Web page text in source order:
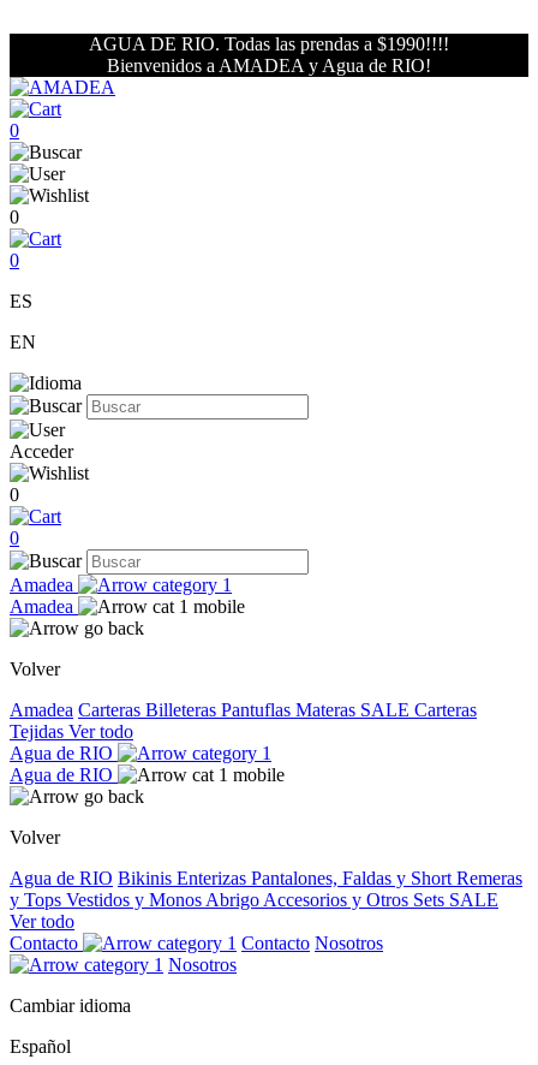
AGUA DE RIO. Todas las prendas a $1990!!!!
Bienvenidos a AMADEA y Agua de RIO!
0
0
0
ES
EN
Acceder
0
0
Amadea
Amadea
Volver
Amadea Carteras Billeteras Pantuflas Materas SALE Carteras
Tejidas Ver todo
Agua de RIO
Agua de RIO
Volver
Agua de RIO Bikinis Enterizas Pantalones, Faldas y Short Remeras
y Tops Vestidos y Monos Abrigo Accesorios y Otros Sets SALE
Ver todo
Contacto
Contacto Nosotros
Nosotros
Cambiar idioma
Español